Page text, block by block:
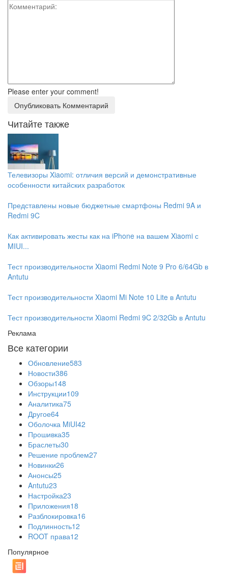
Please enter your comment!
Читайте также
Телевизоры Xiaomi: отличия версий и демонстративные
особенности китайских разработок
Представлены новые бюджетные смартфоны Redmi 9A и
Redmi 9C
Как активировать жесты как на iPhone на вашем Xiaomi с
MIUI...
Тест производительности Xiaomi Redmi Note 9 Pro 6/64Gb в
Antutu
Тест производительности Xiaomi Mi Note 10 Lite в Antutu
Тест производительности Xiaomi Redmi 9C 2/32Gb в Antutu
Реклама
Все категории
Обновление583
Новости386
Обзоры148
Инструкции109
Аналитика75
Другое64
Оболочка MiUI42
Прошивка35
Браслеты30
Решение проблем27
Новинки26
Анонсы25
Antutu23
Настройка23
Приложения18
Разблокировка16
Подлинность12
ROOT права12
Популярное